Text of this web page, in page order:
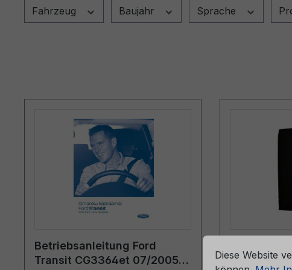
Fahrzeug Baujahr Sprache
Betriebsanleitung Ford
Transit CG3364et 07/2005 -
6M51-
Cookie-
Mehr Informationen ...
Diese Website